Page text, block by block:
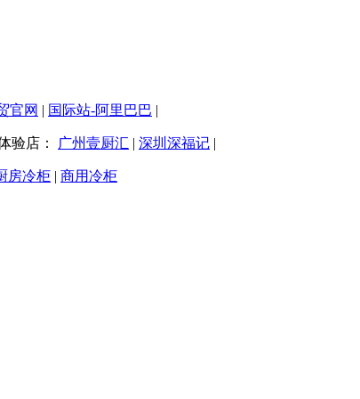
官网 | 国际站-阿里巴巴 |
验店： 广州壹厨汇 | 深圳深福记 |
房冷柜 | 商用冷柜